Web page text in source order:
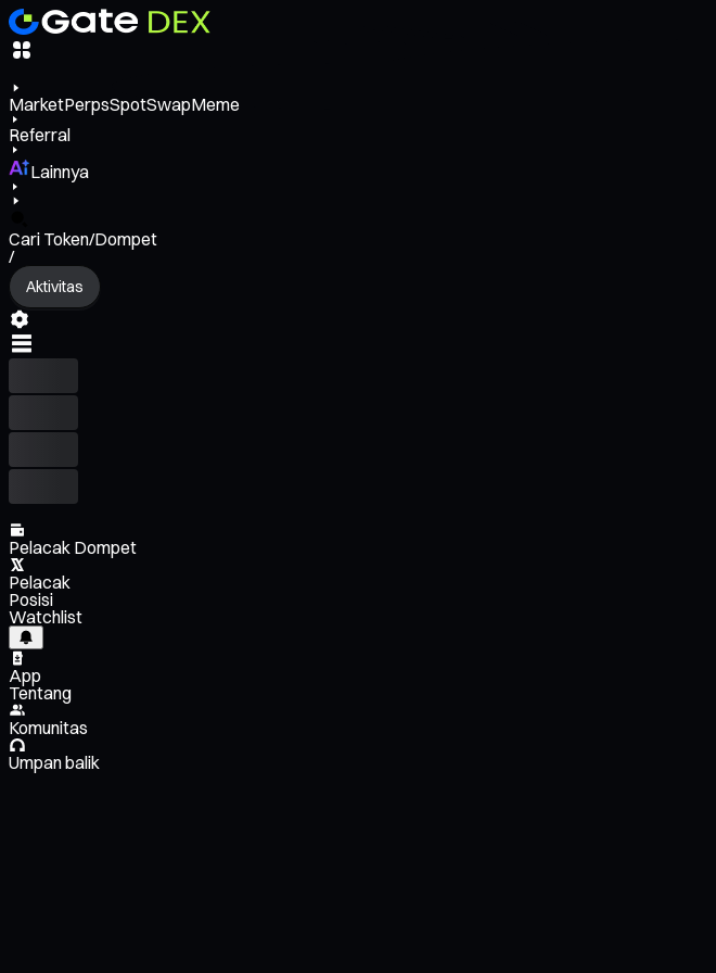
MarketPerpsSpotSwapMeme
Referral
Lainnya
Cari Token/Dompet
/
Aktivitas
Pelacak Dompet
Pelacak
Posisi
Watchlist
App
Tentang
Komunitas
Umpan balik